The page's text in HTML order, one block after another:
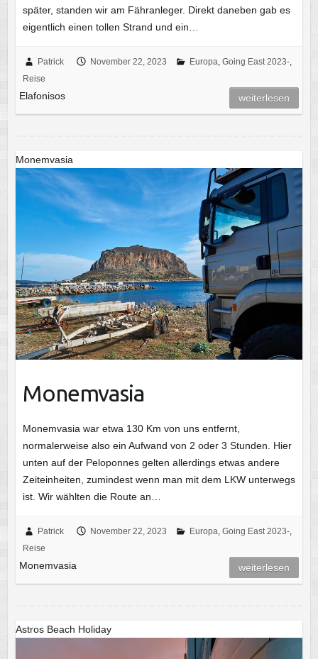
später, standen wir am Fähranleger. Direkt daneben gab es
eigentlich einen tollen Strand und ein…
Patrick November 22, 2023 Europa, Going East 2023-,
Reise
Elafonisos weiterlesen
Monemvasia
Monemvasia
Monemvasia war etwa 130 Km von uns entfernt,
normalerweise also ein Aufwand von 2 oder 3 Stunden. Hier
unten auf der Peloponnes gelten allerdings etwas andere
Zeiteinheiten, zumindest wenn man mit dem LKW unterwegs
ist. Wir wählten die Route an…
Patrick November 22, 2023 Europa Going East 2023-,
Reise
Monemvasia weiterlesen
Astros Beach Holiday